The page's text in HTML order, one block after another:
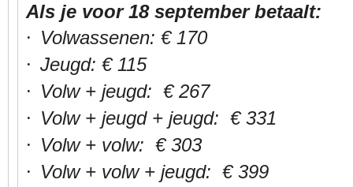
Als je voor 18 september betaalt:
· Volwassenen: € 170
· Jeugd: € 115
· Volw + jeugd: € 267
· Volw + jeugd + jeugd: € 331
· Volw + volw: € 303
· Volw + volw + jeugd: € 399